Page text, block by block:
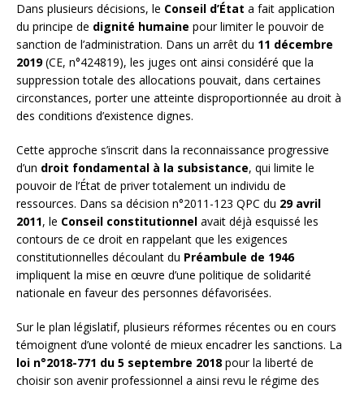
Dans plusieurs décisions, le Conseil d’État a fait application
du principe de dignité humaine pour limiter le pouvoir de
sanction de l’administration. Dans un arrêt du 11 décembre
2019(CE, n°424819), les juges ont ainsi considéré que la
suppression totale des allocations pouvait, dans certaines
circonstances, porter une atteinte disproportionnée au droit à
des conditions d’existence dignes.
Cette approche s’inscrit dans la reconnaissance progressive
d’un droit fondamental à la subsistance, qui limite le
pouvoir de l’État de priver totalement un individu de
ressources. Dans sa décision n°2011-123 QPC du 29 avril
2011, le Conseil constitutionnel avait déjà esquissé les
contours de ce droit en rappelant que les exigences
constitutionnelles découlant du Préambule de 1946
impliquent la mise en œuvre d’une politique de solidarité
nationale en faveur des personnes défavorisées.
Sur le plan législatif, plusieurs réformes récentes ou en cours
témoignent d’une volonté de mieux encadrer les sanctions. La
loi n°2018-771 du 5 septembre 2018 pour la liberté de
choisir son avenir professionnel a ainsi revu le régime des